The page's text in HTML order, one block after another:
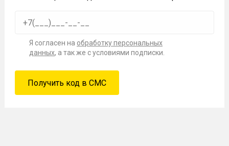
Я согласен на обработку персональных
данных, а так же с условиями подписки.